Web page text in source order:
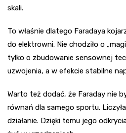
skali.
To właśnie dlatego Faradaya
do elektrowni. Nie chodziło o
tylko o zbudowanie sensownej
uzwojenia, a w efekcie stabilne
Warto też dodać, że Faraday nie
równań dla samego sportu.
działanie. Dzięki temu jego